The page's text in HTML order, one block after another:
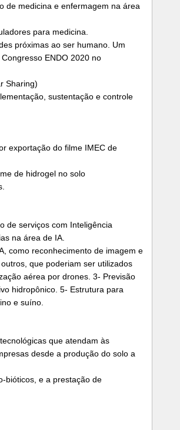
de medicina e enfermagem na área
para medicina.
próximas ao ser humano. Um
ENDO 2020 no
Sharing)
sustentação e controle
exportação do filme IMEC de
de hidrogel no solo
de serviços com Inteligência
na área de IA.
como reconhecimento de imagem e
que poderiam ser utilizados
aérea por drones. 3- Previsão
hidropônico. 5- Estrutura para
e suíno.
que atendam às
desde a produção do solo a
bióticos, e a prestação de